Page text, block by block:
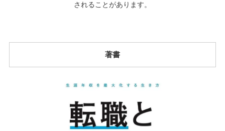
されることがあります。
著書